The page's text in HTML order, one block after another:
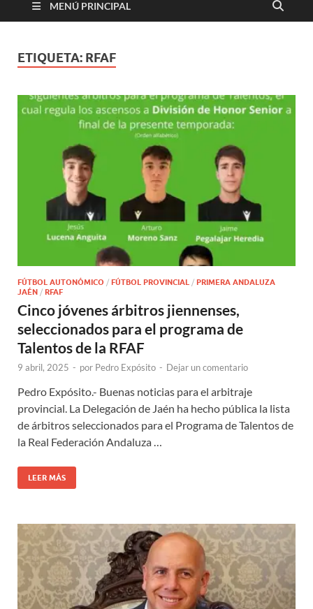
MENÚ PRINCIPAL
ETIQUETA: RFAF
FÚTBOL AUTONÓMICO / FÚTBOL PROVINCIAL / PRIMERA ANDALUZA
JAÉN / RFAF
Cinco jóvenes árbitros jiennenses,
seleccionados para el programa de
Talentos de la RFAF
9 abril, 2025 - por Pedro Expósito - Dejar un comentario
Pedro Expósito.- Buenas noticias para el arbitraje
provincial. La Delegación de Jaén ha hecho pública la lista
de árbitros seleccionados para el Programa de Talentos de
la Real Federación Andaluza …
LEER MÁS